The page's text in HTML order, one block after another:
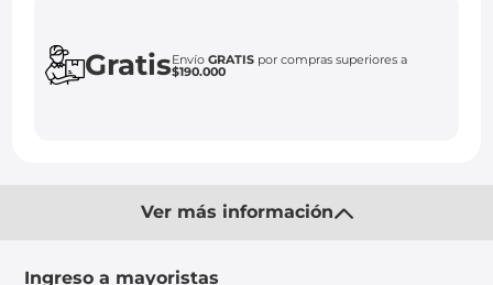
GratisEnvíoGRATIS por compras superiores a
$190.000
Ver más información
Ingreso a mayoristas